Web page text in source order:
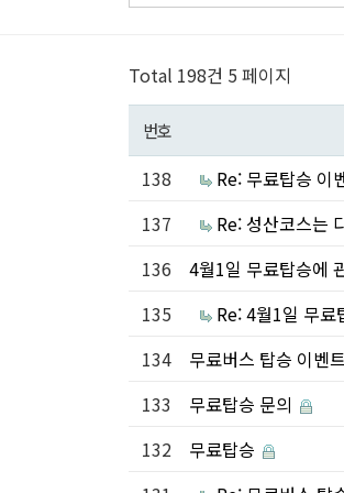
Total 198건 5 페이지
번호
138 Re: 무료탑승 이
137
Re: 성산코스는
136
4월1일 무료탑승에
135
Re: 4월1일 무료
134
무료버스 탑승 이벤
133
무료탑승 문의
132
무료탑승